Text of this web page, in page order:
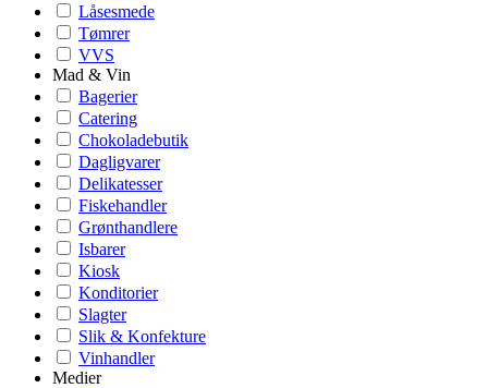
Låsesmede
Tømrer
VVS
Mad & Vin
Bagerier
Catering
Chokoladebutik
Dagligvarer
Delikatesser
Fiskehandler
Grønthandlere
Isbarer
Kiosk
Konditorier
Slagter
Slik & Konfekture
Vinhandler
Medier